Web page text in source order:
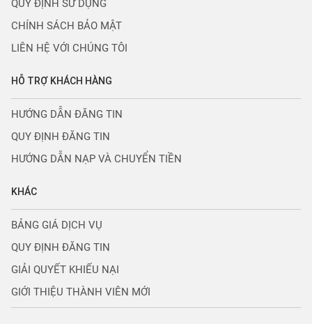
QUY ĐỊNH SỬ DỤNG
CHÍNH SÁCH BẢO MẬT
LIÊN HỆ VỚI CHÚNG TÔI
HỖ TRỢ KHÁCH HÀNG
HƯỚNG DẪN ĐĂNG TIN
QUY ĐỊNH ĐĂNG TIN
HƯỚNG DẪN NẠP VÀ CHUYỂN TIỀN
KHÁC
BẢNG GIÁ DỊCH VỤ
QUY ĐỊNH ĐĂNG TIN
GIẢI QUYẾT KHIẾU NẠI
GIỚI THIỆU THÀNH VIÊN MỚI